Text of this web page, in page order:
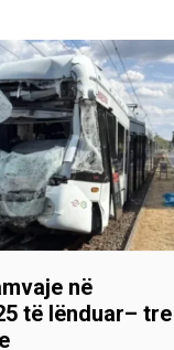
në
të lënduar– tre